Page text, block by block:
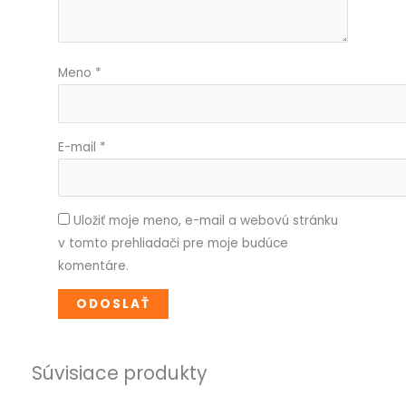
Meno *
E-mail *
Uložiť moje meno, e-mail a webovú stránku
v tomto prehliadači pre moje budúce
komentáre.
Súvisiace produkty